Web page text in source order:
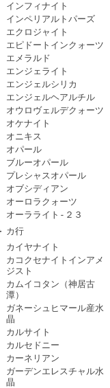
インフィナイト
インペリアルトパーズ
エクロジャイト
エピドートインクォーツ
エメラルド
エンジェライト
エンジェルシリカ
エンジェルヘアルチル
オウロヴェルデクォーツ
オケナイト
オニキス
オパール
ブルーオパール
プレシャスオパール
オブシディアン
オーロラクォーツ
オーラライト-２３
カ行
カイヤナイト
カコクセナイトインアメ
ジスト
カムイコタン（神居古
潭）
ガネーシュヒマール産水
晶
カルサイト
カルセドニー
カーネリアン
ガーデンエレスチャル水
晶